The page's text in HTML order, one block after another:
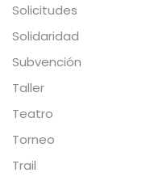
Solicitudes
Solidaridad
Subvención
Taller
Teatro
Torneo
Trail